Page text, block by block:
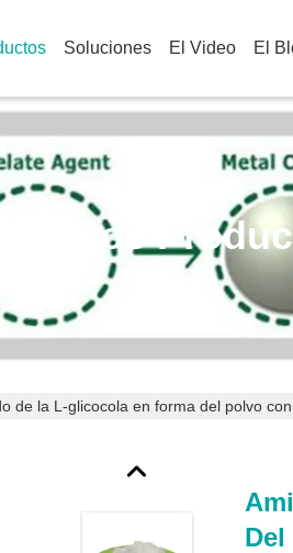
Soluciones El Video El
De Los
de la L-glicocola en forma del polvo